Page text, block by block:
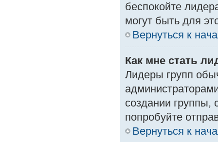
беспокойте
могут быть для
Вернуться к
Как мне стать
Лидеры групп
создании группы,
попробуйте
Вернуться к